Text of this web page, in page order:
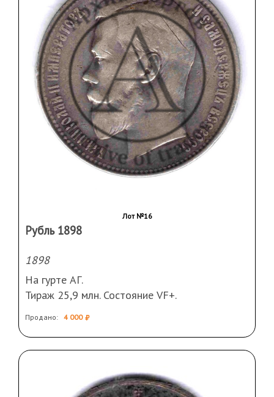
Лот №16
Рубль 1898
1898
На гурте АГ.
Тираж 25,9 млн. Состояние VF+.
Продано: 4 000